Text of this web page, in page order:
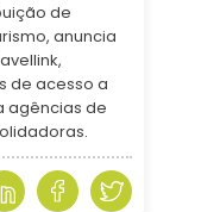
de
anuncia
de acesso a
agências de